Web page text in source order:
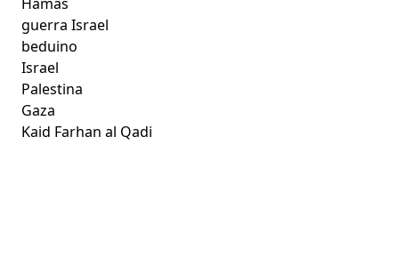
guerra Israel
beduino
Israel
Palestina
Gaza
Kaid Farhan al Qadi